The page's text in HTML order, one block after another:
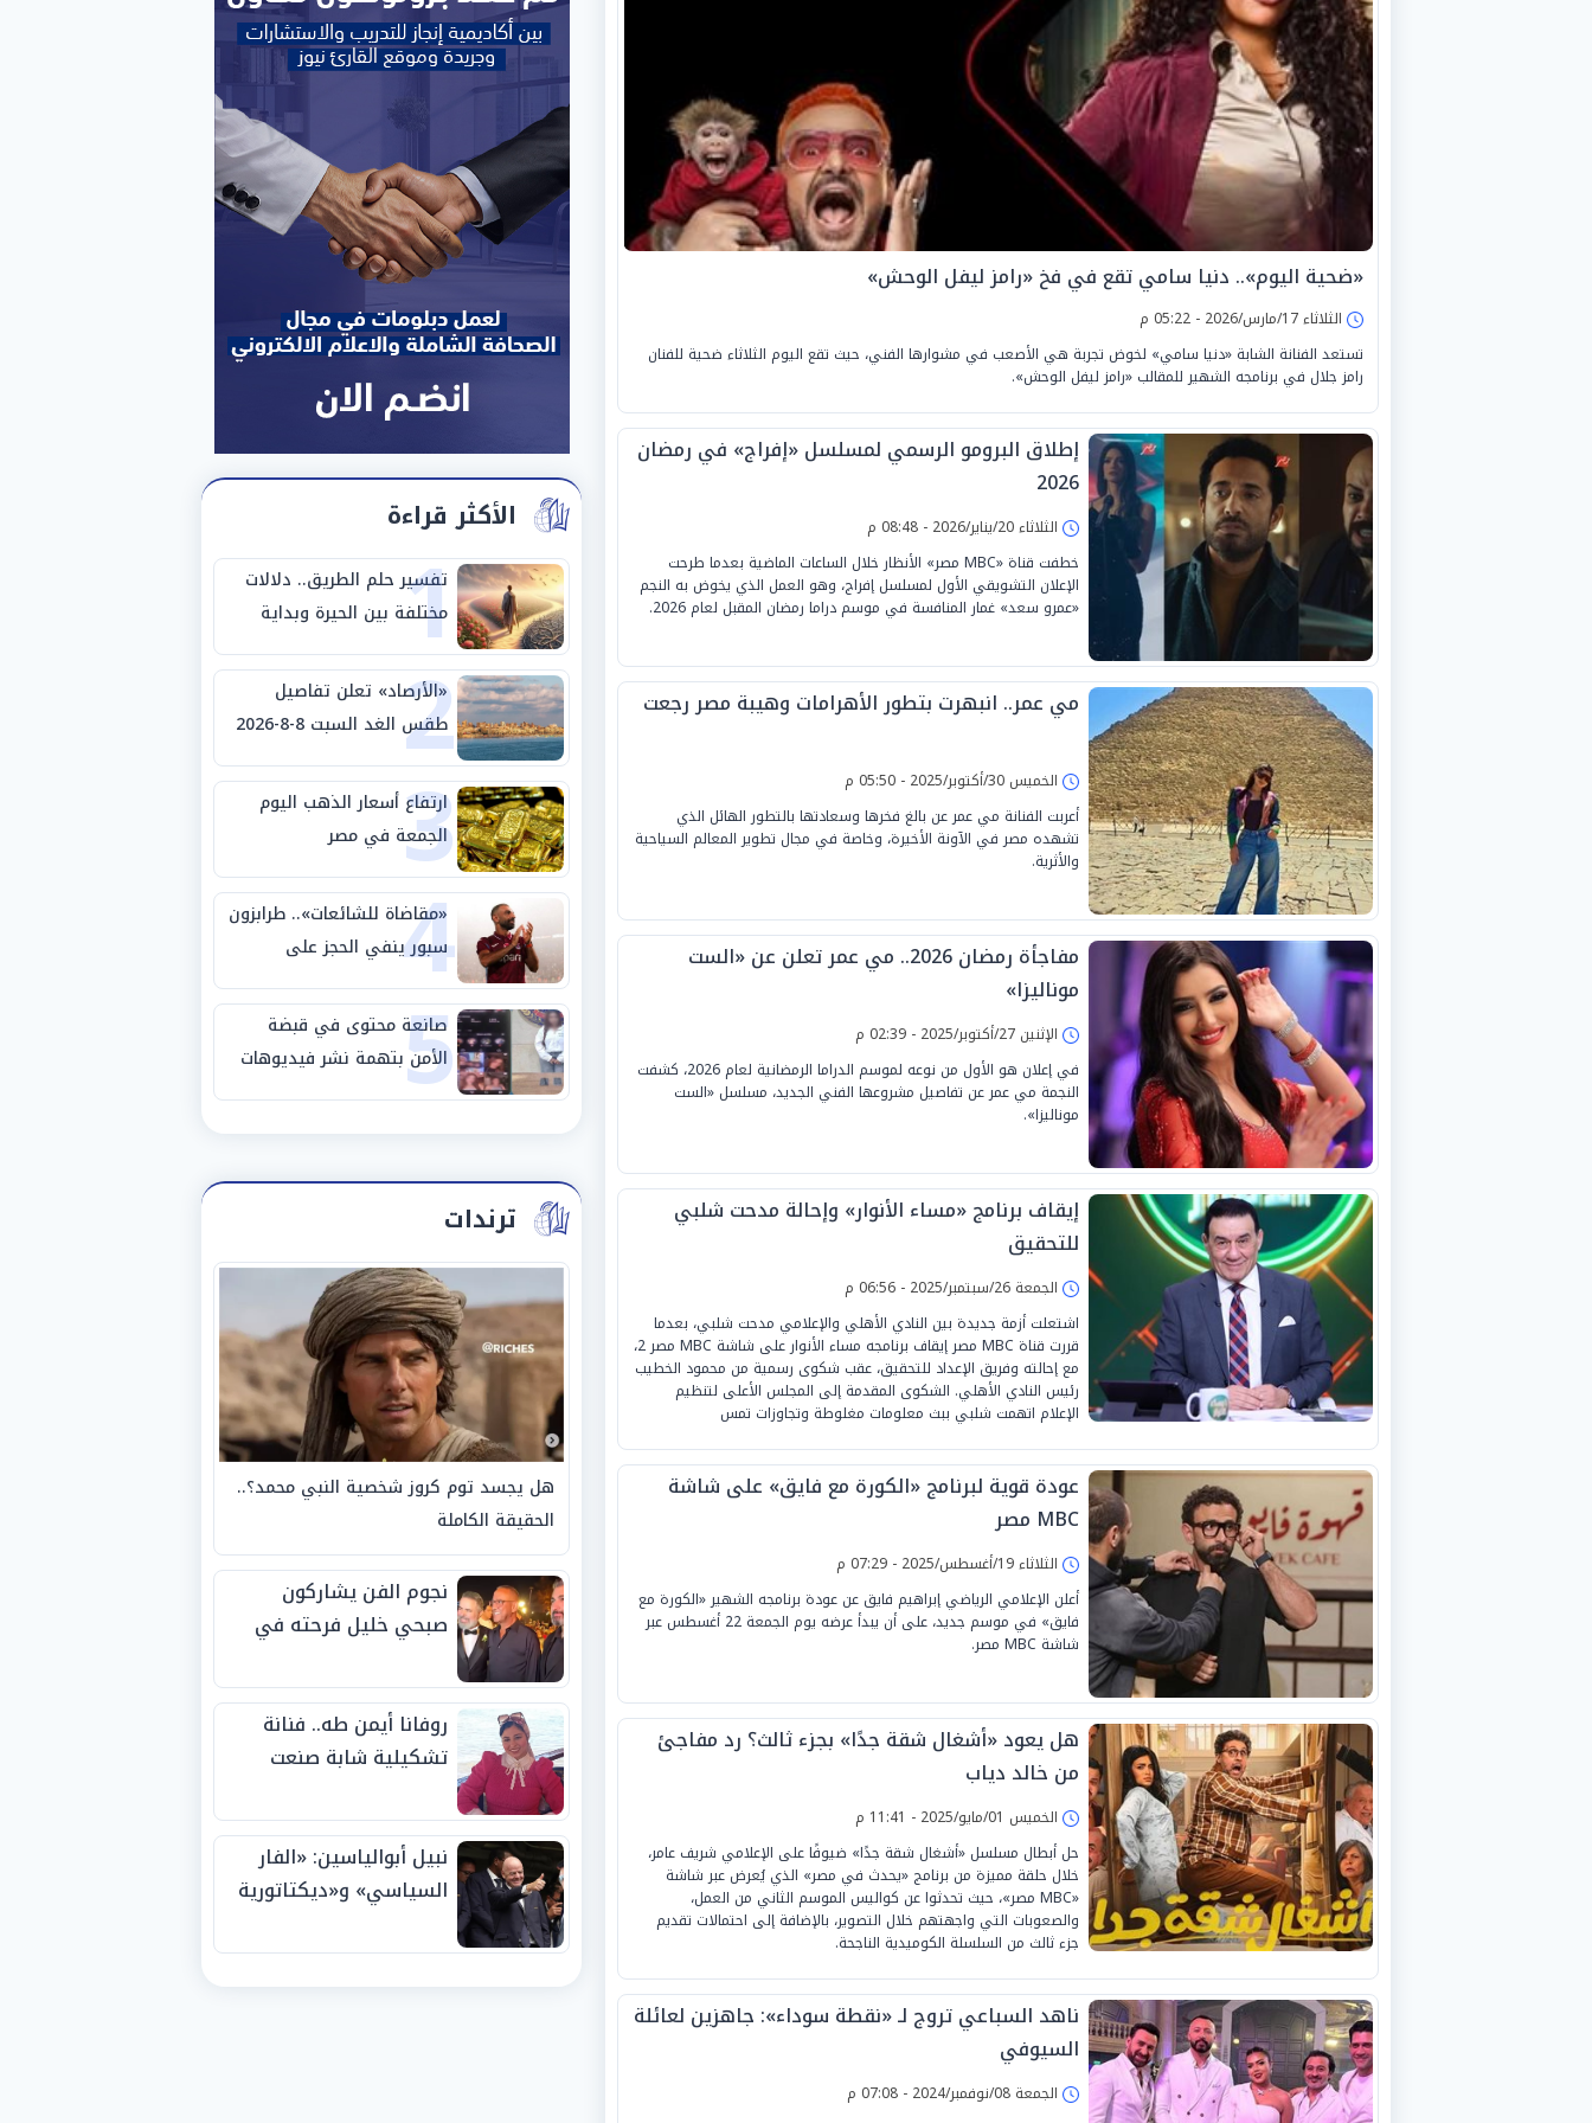
«ضحية اليوم».. دنيا سامي تقع في فخ «رامز ليفل الوحش»
الثلاثاء 17/مارس/2026 - 05:22 م
تستعد الفنانة الشابة «دنيا سامي» لخوض تجربة هي الأصعب في مشوارها الفني، حيث تقع اليوم الثلاثاء ضحية للفنان
رامز جلال في برنامجه الشهير للمقالب «رامز ليفل الوحش».
إطلاق البرومو الرسمي لمسلسل «إفراج» في رمضان
2026
الثلاثاء 20/يناير/2026 - 08:48 م
خطفت قناة «MBC مصر» الأنظار خلال الساعات الماضية بعدما طرحت
الإعلان التشويقي الأول لمسلسل إفراج، وهو العمل الذي يخوض به النجم
«عمرو سعد» غمار المنافسة في موسم دراما رمضان المقبل لعام 2026.
مي عمر.. انبهرت بتطور الأهرامات وهيبة مصر رجعت
الخميس 30/أكتوبر/2025 - 05:50 م
أعربت الفنانة مي عمر عن بالغ فخرها وسعادتها بالتطور الهائل الذي
تشهده مصر في الآونة الأخيرة، وخاصة في مجال تطوير المعالم السياحية
والأثرية.
مفاجأة رمضان 2026.. مي عمر تعلن عن «الست
موناليزا»
الإثنين 27/أكتوبر/2025 - 02:39 م
في إعلان هو الأول من نوعه لموسم الدراما الرمضانية لعام 2026، كشفت
النجمة مي عمر عن تفاصيل مشروعها الفني الجديد، مسلسل «الست
موناليزا».
إيقاف برنامج «مساء الأنوار» وإحالة مدحت شلبي
للتحقيق
الجمعة 26/سبتمبر/2025 - 06:56 م
اشتعلت أزمة جديدة بين النادي الأهلي والإعلامي مدحت شلبي، بعدما
قررت قناة MBC مصر إيقاف برنامجه مساء الأنوار على شاشة MBC مصر 2،
مع إحالته وفريق الإعداد للتحقيق، عقب شكوى رسمية من محمود الخطيب
رئيس النادي الأهلي. الشكوى المقدمة إلى المجلس الأعلى لتنظيم
الإعلام اتهمت شلبي ببث معلومات مغلوطة وتجاوزات تمس
عودة قوية لبرنامج «الكورة مع فايق» على شاشة
MBC مصر
الثلاثاء 19/أغسطس/2025 - 07:29 م
أعلن الإعلامي الرياضي إبراهيم فايق عن عودة برنامجه الشهير «الكورة مع
فايق» في موسم جديد، على أن يبدأ عرضه يوم الجمعة 22 أغسطس عبر
شاشة MBC مصر.
هل يعود «أشغال شقة جدًا» بجزء ثالث؟ رد مفاجئ
من خالد دياب
الخميس 01/مايو/2025 - 11:41 م
حل أبطال مسلسل «أشغال شقة جدًا» ضيوفًا على الإعلامي شريف عامر،
خلال حلقة مميزة من برنامج «يحدث في مصر» الذي يُعرض عبر شاشة
«MBC مصر»، حيث تحدثوا عن كواليس الموسم الثاني من العمل،
والصعوبات التي واجهتهم خلال التصوير، بالإضافة إلى احتمالات تقديم
جزء ثالث من السلسلة الكوميدية الناجحة.
ناهد السباعي تروج لـ «نقطة سوداء»: جاهزين لعائلة
السيوفي
الجمعة 08/نوفمبر/2024 - 07:08 م
الأكثر قراءة
1
تفسير حلم الطريق.. دلالات
مختلفة بين الحيرة وبداية
مرحلة جديدة
2
«الأرصاد» تعلن تفاصيل
طقس الغد السبت 8-8-2026
والظواهر الجوية
3
ارتفاع أسعار الذهب اليوم
الجمعة في مصر
4
«مقاضاة للشائعات».. طرابزون
سبور ينفي الحجز على
مستحقات محمد صلاح
5
صانعة محتوى في قبضة
الأمن بتهمة نشر فيديوهات
خادشة للحياء
ترندات
هل يجسد توم كروز شخصية النبي محمد؟..
الحقيقة الكاملة
نجوم الفن يشاركون
صبحي خليل فرحته في
روفانا أيمن طه.. فنانة
تشكيلية شابة صنعت
الجوائز منذ الصغر
نبيل أبوالياسين: «الفار
السياسي» و«ديكتاتورية
الفيفا».. وإقالة